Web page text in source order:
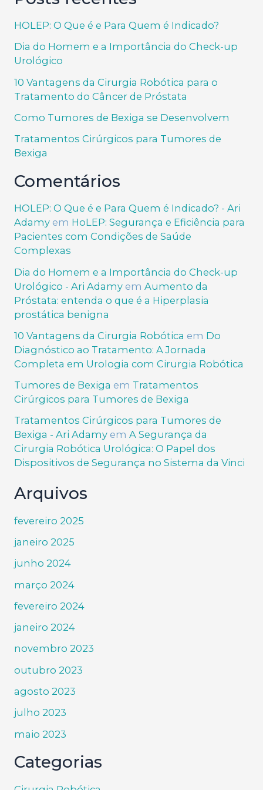
HOLEP: O Que é e Para Quem é Indicado?
Dia do Homem e a Importância do Check-up
Urológico
10 Vantagens da Cirurgia Robótica para o
Tratamento do Câncer de Próstata
Como Tumores de Bexiga se Desenvolvem
Tratamentos Cirúrgicos para Tumores de
Bexiga
Comentários
HOLEP: O Que é e Para Quem é Indicado? - Ari
Adamyem HoLEP: Segurança e Eficiência para
Pacientes com Condições de Saúde
Complexas
Dia do Homem e a Importância do Check-up
Urológico - Ari Adamyem Aumento da
Próstata: entenda o que é a Hiperplasia
prostática benigna
10 Vantagens da Cirurgia Robótica em Do
Diagnóstico ao Tratamento: A Jornada
Completa em Urologia com Cirurgia Robótica
Tumores de Bexiga em Tratamentos
Cirúrgicos para Tumores de Bexiga
Tratamentos Cirúrgicos para Tumores de
Bexiga - Ari Adamyem A Segurança da
Cirurgia Robótica Urológica: O Papel dos
Dispositivos de Segurança no Sistema da Vinci
Arquivos
fevereiro 2025
janeiro 2025
junho 2024
março 2024
fevereiro 2024
janeiro 2024
novembro 2023
outubro 2023
agosto 2023
julho 2023
maio 2023
Categorias